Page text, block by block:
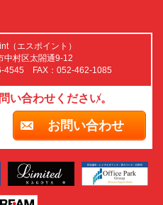
（エスポイント）
中村区太閤通9-12
4545 FAX：052-462-1085
い合わせください。
お問い合わせ